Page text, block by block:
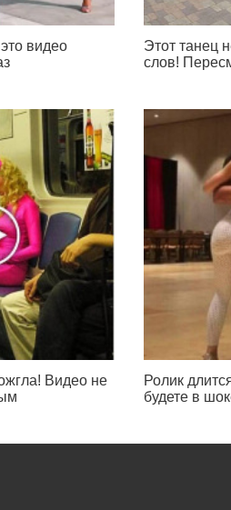
видео
Этот танец
слов!
Видео не
Ролик
будете в